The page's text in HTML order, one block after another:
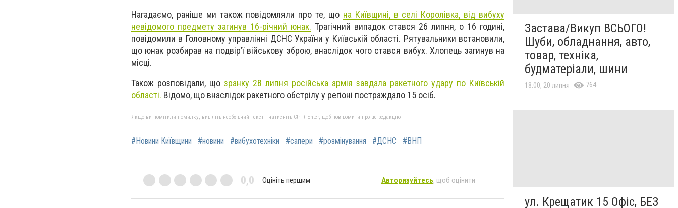
Нагадаємо, раніше ми також повідомляли про те, що на Київщині, в селі Королівка, від вибуху
невідомого предмету загинув 16-річний юнак. Трагічний випадок стався 26 липня, о 16 годині,
повідомили в Головному управлінні ДСНС України у Київській області. Рятувальники встановили,
що юнак розбирав на подвір’ї військову зброю, внаслідок чого стався вибух. Хлопець загинув на
місці.
Також розповідали, що зранку 28 липня російська армія завдала ракетного удару по Київській
області. Відомо, що внаслідок ракетного обстрілу у регіоні постраждало 15 осіб.
Якщо ви помітили помилку, виділіть необхідний текст і натисніть Ctrl + Enter, щоб повідомити про це редакцію
#Новини Київщини #новини #вибухотехніки #сапери #розмінування #ДСНС #ВНП
0,0 Оцініть першим Авторизуйтесь, щоб оцінити
Застава/Викуп ВСЬОГО!
Шуби, обладнання, авто,
товар, техніка,
будматеріали, шини
18:00, 20 липня 764
ул. Крещатик 15 Офіс, БЕЗ